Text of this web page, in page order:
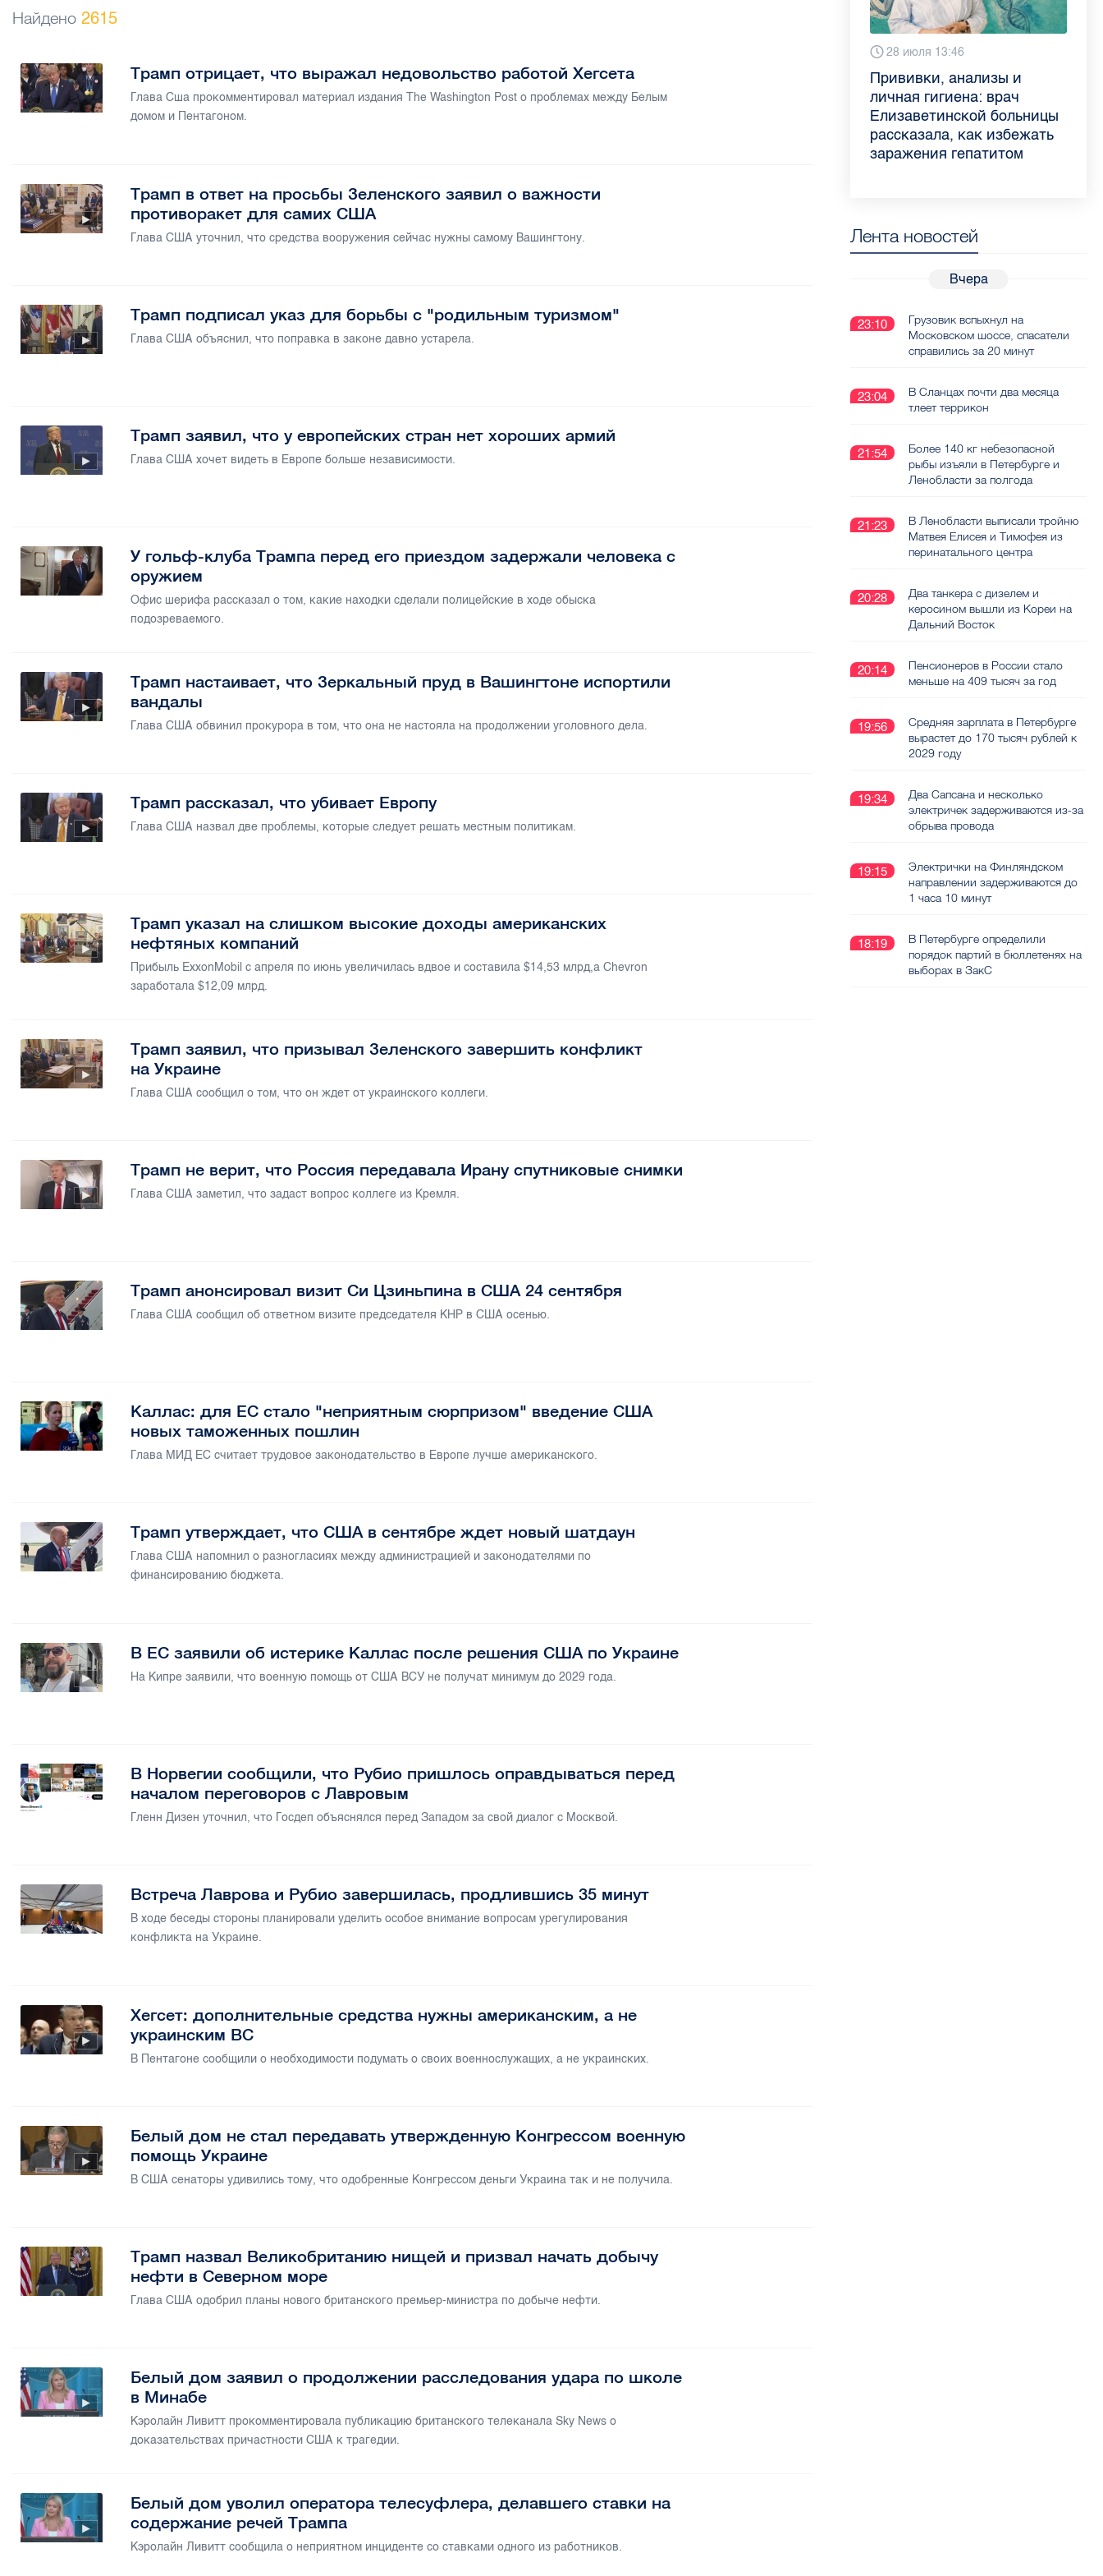
Найдено 2615
Трамп отрицает, что выражал недовольство работой Хегсета
Глава Сша прокомментировал материал издания The Washington Post о проблемах между Белым
домом и Пентагоном.
Трамп в ответ на просьбы Зеленского заявил о важности
противоракет для самих США
Глава США уточнил, что средства вооружения сейчас нужны самому Вашингтону.
Трамп подписал указ для борьбы с "родильным туризмом"
Глава США объяснил, что поправка в законе давно устарела.
Трамп заявил, что у европейских стран нет хороших армий
Глава США хочет видеть в Европе больше независимости.
У гольф-клуба Трампа перед его приездом задержали человека с
оружием
Офис шерифа рассказал о том, какие находки сделали полицейские в ходе обыска
подозреваемого.
Трамп настаивает, что Зеркальный пруд в Вашингтоне испортили
вандалы
Глава США обвинил прокурора в том, что она не настояла на продолжении уголовного дела.
Трамп рассказал, что убивает Европу
Глава США назвал две проблемы, которые следует решать местным политикам.
Трамп указал на слишком высокие доходы американских
нефтяных компаний
Прибыль ExxonMobil с апреля по июнь увеличилась вдвое и составила $14,53 млрд,а Chevron
заработала $12,09 млрд.
Трамп заявил, что призывал Зеленского завершить конфликт
на Украине
Глава США сообщил о том, что он ждет от украинского коллеги.
Трамп не верит, что Россия передавала Ирану спутниковые снимки
Глава США заметил, что задаст вопрос коллеге из Кремля.
Трамп анонсировал визит Си Цзиньпина в США 24 сентября
Глава США сообщил об ответном визите председателя КНР в США осенью.
Каллас: для ЕС стало "неприятным сюрпризом" введение США
новых таможенных пошлин
Глава МИД ЕС считает трудовое законодательство в Европе лучше американского.
Трамп утверждает, что США в сентябре ждет новый шатдаун
Глава США напомнил о разногласиях между администрацией и законодателями по
финансированию бюджета.
В ЕС заявили об истерике Каллас после решения США по Украине
На Кипре заявили, что военную помощь от США ВСУ не получат минимум до 2029 года.
В Норвегии сообщили, что Рубио пришлось оправдываться перед
началом переговоров с Лавровым
Гленн Дизен уточнил, что Госдеп объяснялся перед Западом за свой диалог с Москвой.
Встреча Лаврова и Рубио завершилась, продлившись 35 минут
В ходе беседы стороны планировали уделить особое внимание вопросам урегулирования
конфликта на Украине.
Хегсет: дополнительные средства нужны американским, а не
украинским ВС
В Пентагоне сообщили о необходимости подумать о своих военнослужащих, а не украинских.
Белый дом не стал передавать утвержденную Конгрессом военную
помощь Украине
В США сенаторы удивились тому, что одобренные Конгрессом деньги Украина так и не получила.
Трамп назвал Великобританию нищей и призвал начать добычу
нефти в Северном море
Глава США одобрил планы нового британского премьер-министра по добыче нефти.
Белый дом заявил о продолжении расследования удара по школе
в Минабе
Кэролайн Ливитт прокомментировала публикацию британского телеканала Sky News о
доказательствах причастности США к трагедии.
Белый дом уволил оператора телесуфлера, делавшего ставки на
содержание речей Трампа
Кэролайн Ливитт сообщила о неприятном инциденте со ставками одного из работников.
6 августа 9:02
Piter.TV находится в
ТОП-10 рейтинга самых
цитируемых СМИ
Петербурга и Ленобласти
во II квартале 2026 года
28 июля 13:46
Прививки, анализы и
личная гигиена: врач
Елизаветинской больницы
рассказала, как избежать
заражения гепатитом
13 июля 9:05
Как обезопасить ребенка
летом: советы педиатра
для родителей
3 июля 11:56
Проходные баллы в вузах
СПб — 2026: где самый
высокий и самый низкий
конкурс
Лента новостей
Вчера
23:10
Грузовик вспыхнул на
Московском шоссе, спасатели
справились за 20 минут
23:04
В Сланцах почти два месяца
тлеет террикон
21:54
Более 140 кг небезопасной
рыбы изъяли в Петербурге и
Ленобласти за полгода
21:23
В Ленобласти выписали тройню
Матвея Елисея и Тимофея из
перинатального центра
20:28
Два танкера с дизелем и
керосином вышли из Кореи на
Дальний Восток
20:14
Пенсионеров в России стало
меньше на 409 тысяч за год
19:56
Средняя зарплата в Петербурге
вырастет до 170 тысяч рублей к
2029 году
19:34
Два Сапсана и несколько
электричек задерживаются из-за
обрыва провода
19:15
Электрички на Финляндском
направлении задерживаются до
1 часа 10 минут
18:19
В Петербурге определили
порядок партий в бюллетенях на
выборах в ЗакС